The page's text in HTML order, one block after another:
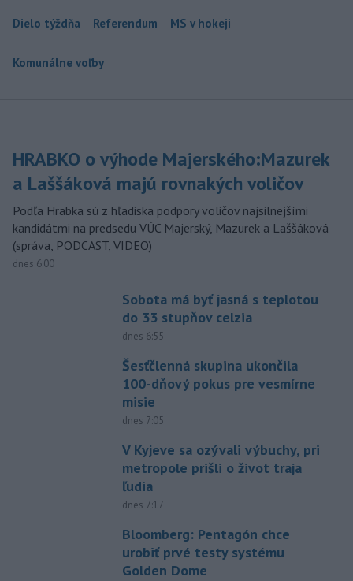
Dielo týždňa Referendum MS v hokeji
Komunálne voľby
HRABKO o výhode Majerského:Mazurek
a Laššáková majú rovnakých voličov
Podľa Hrabka sú z hľadiska podpory voličov najsilnejšími
kandidátmi na predsedu VÚC Majerský, Mazurek a Laššáková
(správa, PODCAST, VIDEO)
dnes 6:00
Sobota má byť jasná s teplotou
do 33 stupňov celzia
dnes 6:55
Šesťčlenná skupina ukončila
100-dňový pokus pre vesmírne
misie
dnes 7:05
V Kyjeve sa ozývali výbuchy, pri
metropole prišli o život traja
ľudia
dnes 7:17
Bloomberg: Pentagón chce
urobiť prvé testy systému
Golden Dome